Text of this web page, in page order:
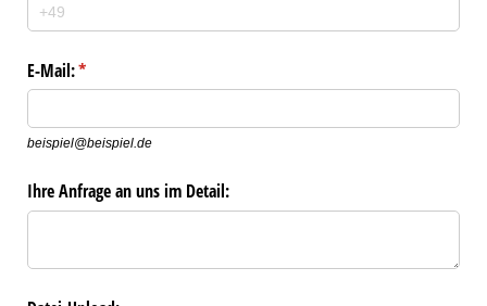
E-Mail:*
(erforderlich)
beispiel@beispiel.de
Ihre Anfrage an uns im Detail: